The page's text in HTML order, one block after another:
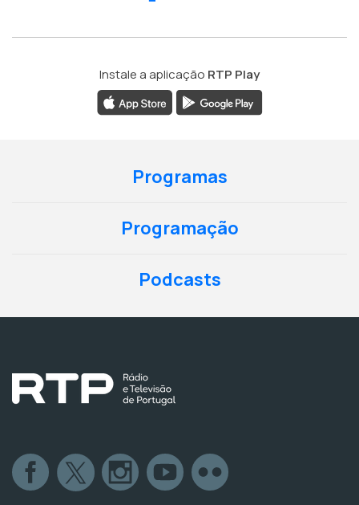
Instale a aplicação RTP Play
Programas
Programação
Podcasts